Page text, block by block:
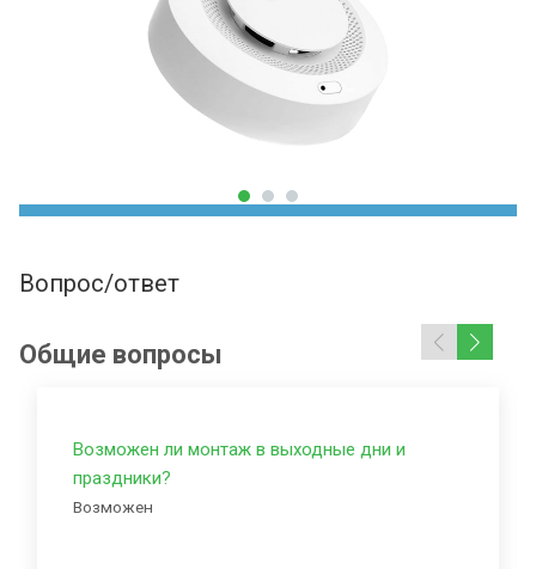
Вопрос/ответ
Общие вопросы
Возможен ли монтаж в выходные дни и
праздники?
Возможен